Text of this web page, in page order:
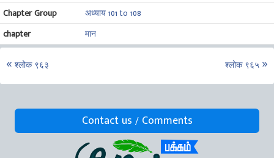
Chapter Group
अध्याय 101 to 108
chapter
मान
श्लोक ९६३ श्लोक ९६५
Contact us / Comments